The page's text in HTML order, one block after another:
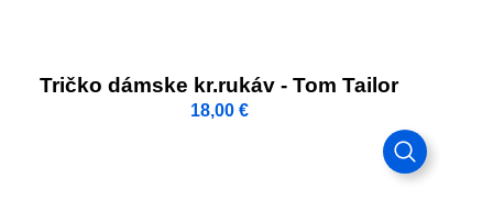
Tričko dámske kr.rukáv - Tom Tailor
18,00 €